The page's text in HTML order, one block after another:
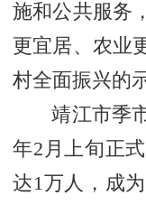
施和公共服务
更宜居、农业
村全面振兴的
靖江市季
年2月上旬正
达1万人，成